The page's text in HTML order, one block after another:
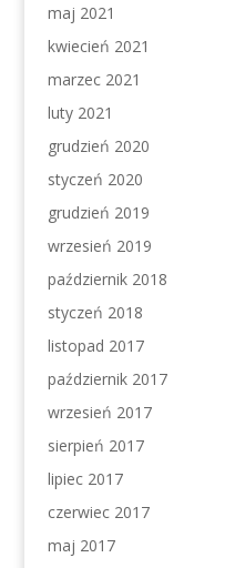
maj 2021
kwiecień 2021
marzec 2021
luty 2021
grudzień 2020
styczeń 2020
grudzień 2019
wrzesień 2019
październik 2018
styczeń 2018
listopad 2017
październik 2017
wrzesień 2017
sierpień 2017
lipiec 2017
czerwiec 2017
maj 2017